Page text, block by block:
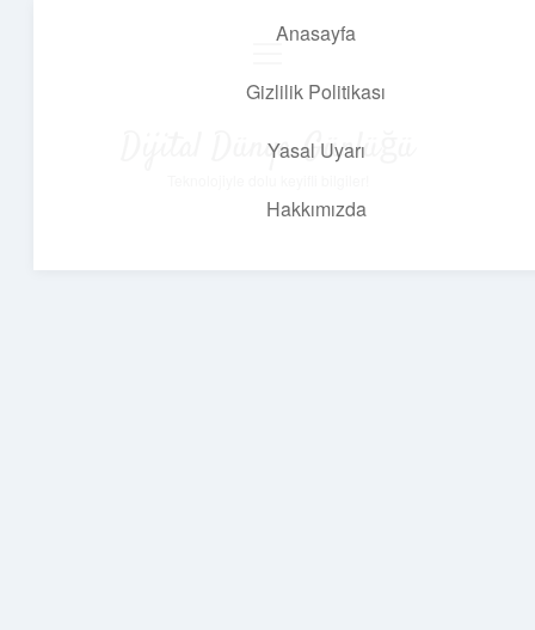
Anasayfa
Gizlilik Politikası
Yasal Uyarı
Hakkımızda
Dijital Dünya Günlüğü